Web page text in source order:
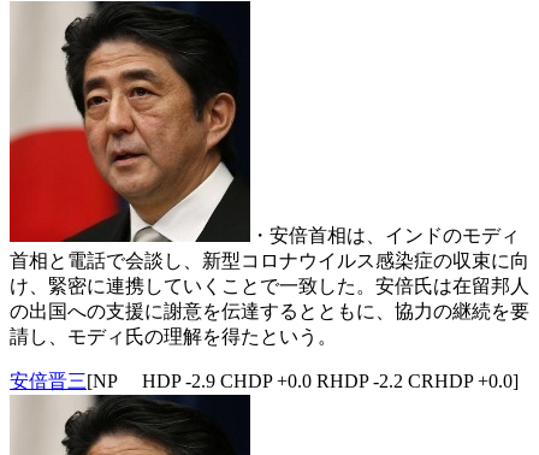
・安倍首相は、インドのモディ
首相と電話で会談し、新型コロナウイルス感染症の収束に向
け、緊密に連携していくことで一致した。安倍氏は在留邦人
の出国への支援に謝意を伝達するとともに、協力の継続を要
請し、モディ氏の理解を得たという。
安倍晋三[NP HDP -2.9 CHDP +0.0 RHDP -2.2 CRHDP +0.0]